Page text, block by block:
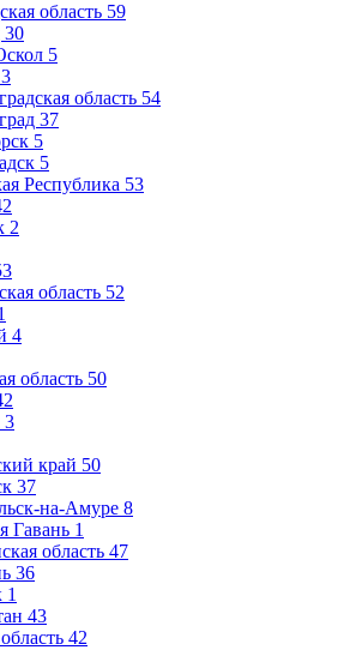
область 59
30
5
3
область 54
37
5
5
Республика 53
2
область 52
4
область 50
3
край 50
37
на-Амуре 8
Гавань 1
область 47
36
1
43
42